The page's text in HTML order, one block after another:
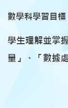
數學科學習目標
學生理解並掌
量」、「數據